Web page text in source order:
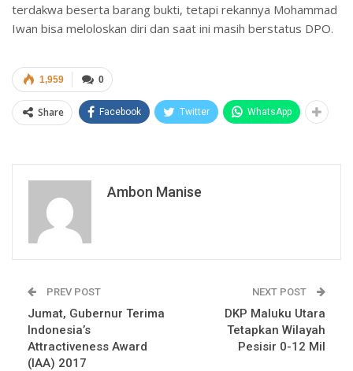
terdakwa beserta barang bukti, tetapi rekannya Mohammad
Iwan bisa meloloskan diri dan saat ini masih berstatus DPO.
0
1,959
Share Facebook Twitter WhatsApp
Ambon Manise
PREV POST
Jumat, Gubernur Terima
Indonesia’s
Attractiveness Award
(IAA) 2017
NEXT POST
DKP Maluku Utara
Tetapkan Wilayah
Pesisir 0-12 Mil